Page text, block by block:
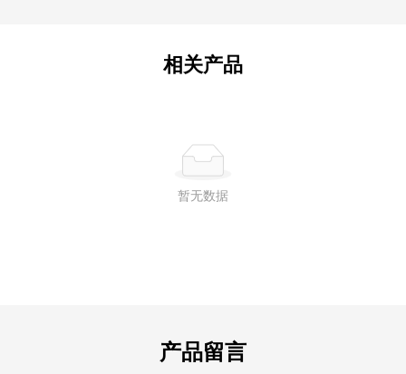
相关产品
暂无数据
产品留言